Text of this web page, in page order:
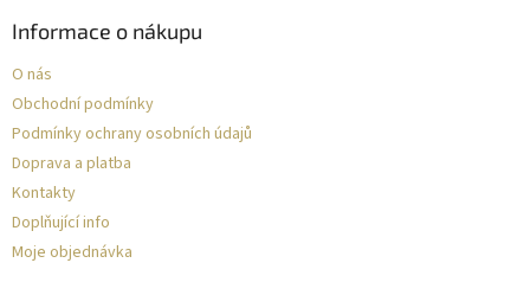
Informace o nákupu
O nás
Obchodní podmínky
Podmínky ochrany osobních údajů
Doprava a platba
Kontakty
Doplňující info
Moje objednávka